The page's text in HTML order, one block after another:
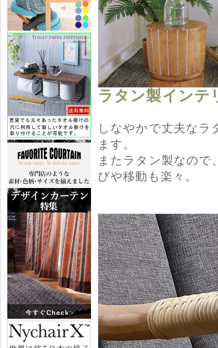
ラタン製インテ
しなやかで丈夫なラ
ます。
またラタン製なので
びや移動も楽々。